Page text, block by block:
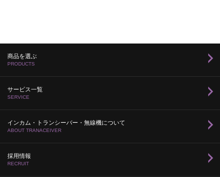
商品を選ぶ
PRODUCTS
サービス一覧
SERVICE
インカム・トランシーバー・無線機について
ABOUT TRANACEIVER
採用情報
RECRUIT